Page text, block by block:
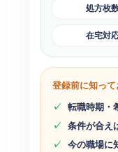
処方枚
在宅対
登録前に知っ
転職時期・
条件が合え
今の職場に